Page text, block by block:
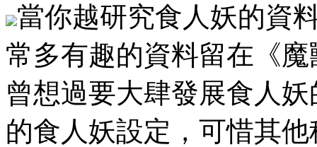
當你越研究食人妖的資
常多有趣的資料留在《
曾想過要大肆發展食人
的食人妖設定，可惜其